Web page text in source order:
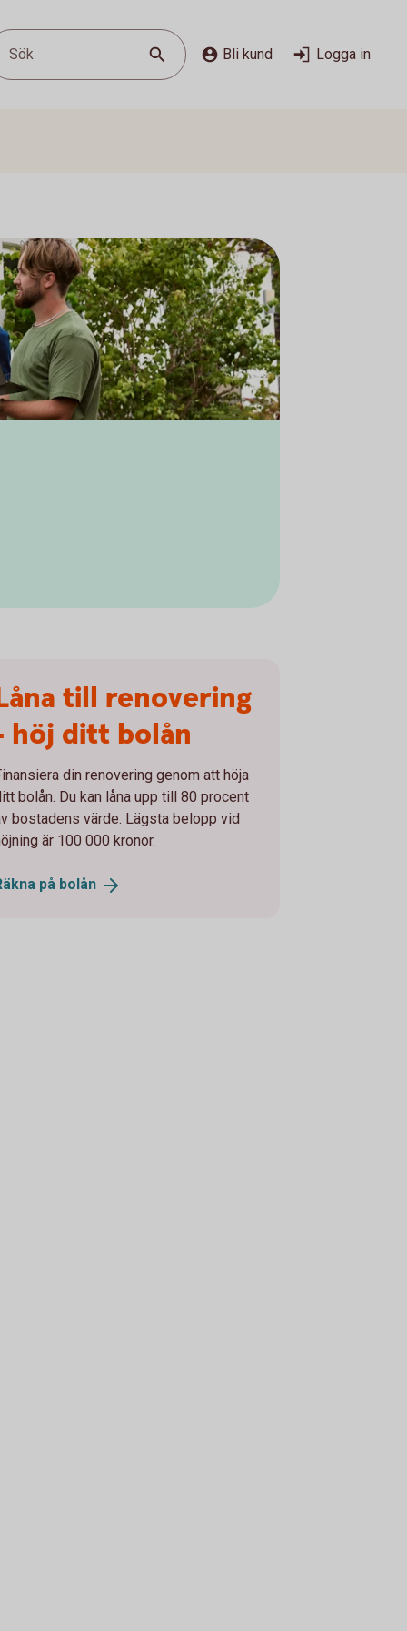
Sök Bli kund Logga in
till renovering
höj ditt bolån
din renovering genom att höja
bolån. Du kan låna upp till 80 procent
bostadens värde. Lägsta belopp vid
är 100 000 kronor.
på bolån